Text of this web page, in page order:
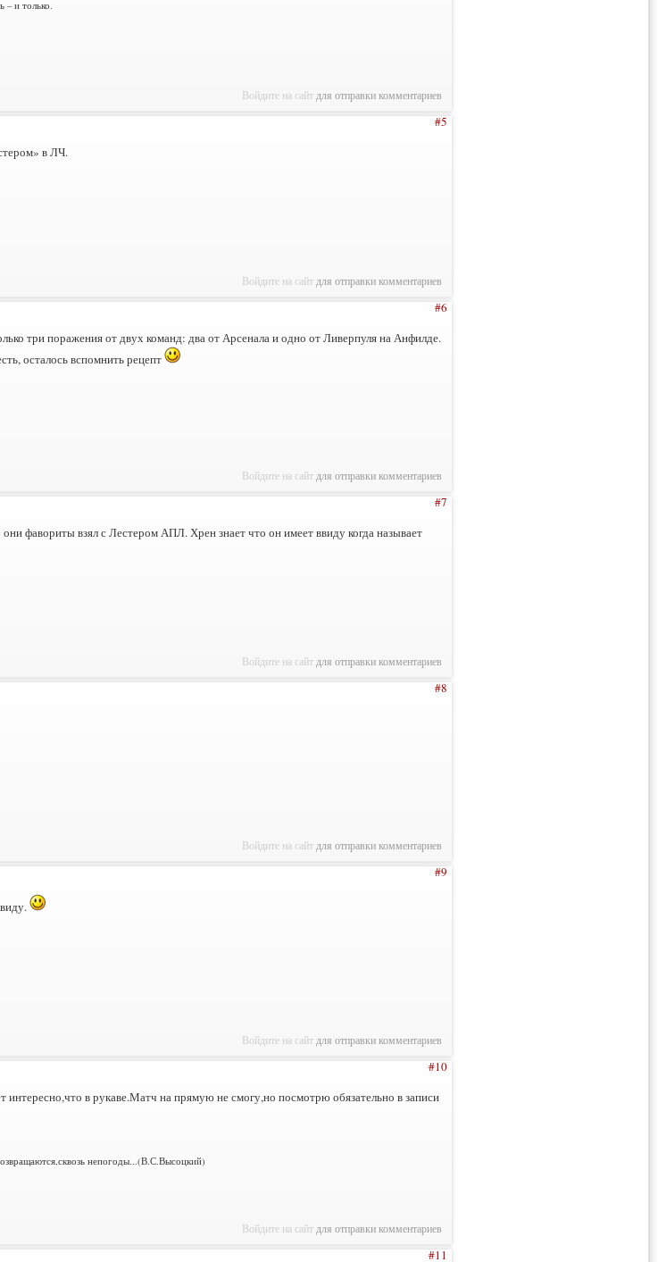
– и только.
Войдите на сайт для отправки комментариев
#5
в ЛЧ.
Войдите на сайт для отправки комментариев
#6
три поражения от двух команд: два от Арсенала и одно от Ливерпуля на Анфилде.
осталось вспомнить рецепт
Войдите на сайт для отправки комментариев
#7
фавориты взял с Лестером АПЛ. Хрен знает что он имеет ввиду когда называет
Войдите на сайт для отправки комментариев
#8
Войдите на сайт для отправки комментариев
#9
Войдите на сайт для отправки комментариев
#10
интересно,что в рукаве.Матч на прямую не смогу,но посмотрю обязательно в записи
непогоды...(В.С.Высоцкий)
Войдите на сайт для отправки комментариев
#11